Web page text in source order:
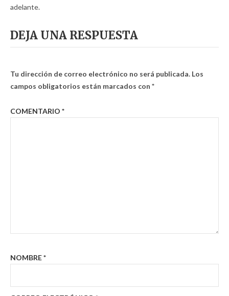
adelante.
DEJA UNA RESPUESTA
Tu dirección de correo electrónico no será publicada. Los
campos obligatorios están marcados con *
COMENTARIO *
NOMBRE*